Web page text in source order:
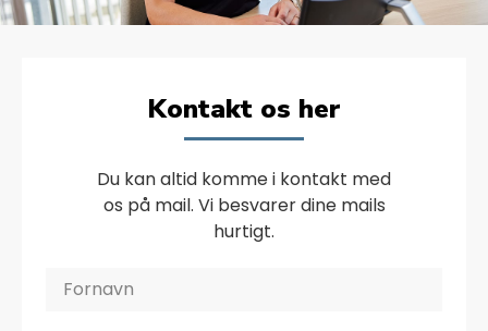
Kontakt os her
Du kan altid komme i kontakt med
os på mail. Vi besvarer dine mails
hurtigt.